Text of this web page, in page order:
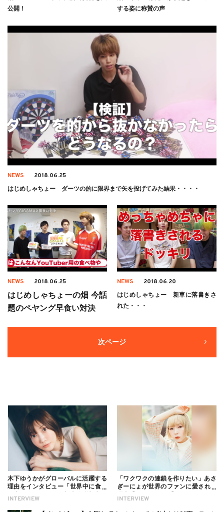
公開！
する姿に称賛の声
NEWS 2018.06.25
はじめしゃちょー ダーツの的に限界まで矢を投げてみた結果・・・・
NEWS 2018.06.25
はじめしゃちょーの畑 今話
題のペヤング早食い対決
NEWS 2018.06.20
はじめしゃちょー 新車に落書きさ
れた・・・
次ページ
INTERVIEW
木下ゆうかがグローバルに活躍する
理由をインタビュー「世界中に食べ
ついても
INTERVIEW
「ワクワクの連鎖を作りたい」あさ
ぎーにょが世界のファンに愛される